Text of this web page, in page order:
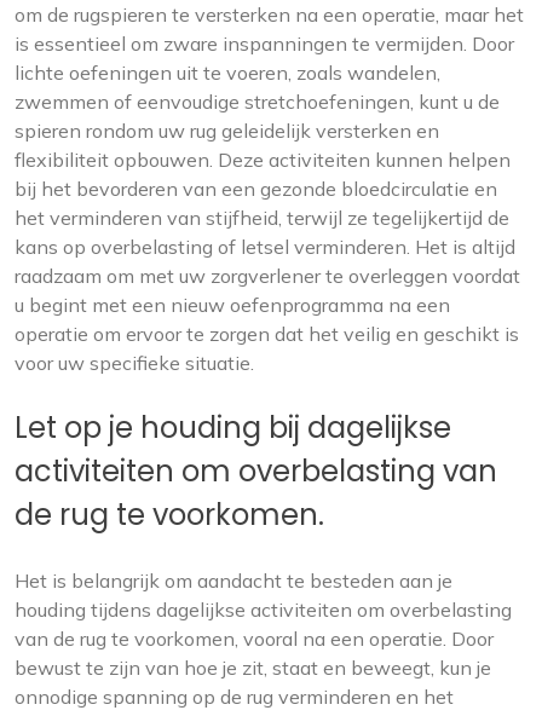
om de rugspieren te versterken na een operatie, maar het
is essentieel om zware inspanningen te vermijden. Door
lichte oefeningen uit te voeren, zoals wandelen,
zwemmen of eenvoudige stretchoefeningen, kunt u de
spieren rondom uw rug geleidelijk versterken en
flexibiliteit opbouwen. Deze activiteiten kunnen helpen
bij het bevorderen van een gezonde bloedcirculatie en
het verminderen van stijfheid, terwijl ze tegelijkertijd de
kans op overbelasting of letsel verminderen. Het is altijd
raadzaam om met uw zorgverlener te overleggen voordat
u begint met een nieuw oefenprogramma na een
operatie om ervoor te zorgen dat het veilig en geschikt is
voor uw specifieke situatie.
Let op je houding bij dagelijkse
activiteiten om overbelasting van
de rug te voorkomen.
Het is belangrijk om aandacht te besteden aan je
houding tijdens dagelijkse activiteiten om overbelasting
van de rug te voorkomen, vooral na een operatie. Door
bewust te zijn van hoe je zit, staat en beweegt, kun je
onnodige spanning op de rug verminderen en het